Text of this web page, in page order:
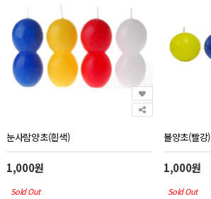
눈사람양초(흰색)
1,000원
Sold Out
볼양초(빨강)
1,000원
Sold Out